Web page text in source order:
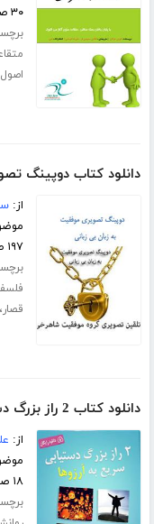
۳۰ صفحه
دانلود کتاب دوپینگ
از:
۱۹۷ صفحه
قصار،
دانلود کتاب 2 راز بزرگ دستیابی سریع به آرزوها
از:
۱۸ صفحه